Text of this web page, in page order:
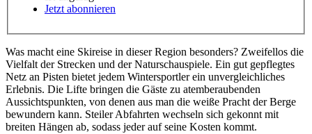
Jetzt abonnieren
Was macht eine Skireise in dieser Region besonders? Zweifellos die
Vielfalt der Strecken und der Naturschauspiele. Ein gut gepflegtes
Netz an Pisten bietet jedem Wintersportler ein unvergleichliches
Erlebnis. Die Lifte bringen die Gäste zu atemberaubenden
Aussichtspunkten, von denen aus man die weiße Pracht der Berge
bewundern kann. Steiler Abfahrten wechseln sich gekonnt mit
breiten Hängen ab, sodass jeder auf seine Kosten kommt.